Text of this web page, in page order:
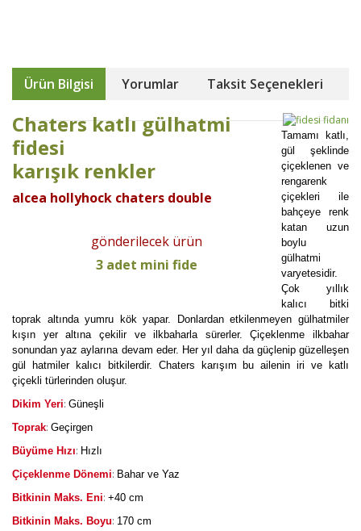
Ürün Bilgisi Yorumlar Taksit Seçenekleri
Chaters katlı gülhatmi
fidesi
karışık renkler
alcea hollyhock chaters double
gönderilecek ürün
3 adet mini fide
Tamamı katlı,
gül şeklinde
çiçeklenen ve
rengarenk
çiçekleri ile
bahçeye renk
katan uzun
boylu
gülhatmi
varyetesidir.
Çok yıllık
kalıcı bitki
toprak altında yumru kök yapar. Donlardan etkilenmeyen gülhatmiler
kışın yer altına çekilir ve ilkbaharla sürerler. Çiçeklenme ilkbahar
sonundan yaz aylarına devam eder. Her yıl daha da güçlenip güzelleşen
gül hatmiler kalıcı bitkilerdir. Chaters karışım bu ailenin iri ve katlı
çiçekli türlerinden oluşur.
Dikim Yeri: Güneşli
Toprak: Geçirgen
Büyüme Hızı: Hızlı
Çiçeklenme Dönemi: Bahar ve Yaz
Bitkinin Maks. Eni: +40 cm
Bitkinin Maks. Boyu: 170 cm